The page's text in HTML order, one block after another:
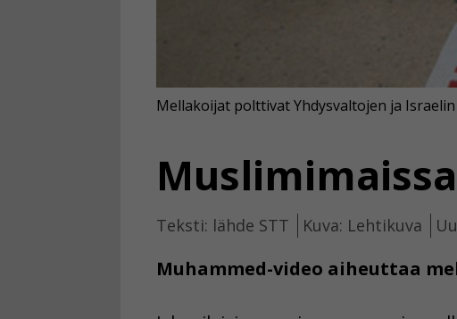
Teksti: lähde STT Kuva: Lehtikuva
Muhammed-video aiheuttaa
Mellakoijat polttivat Yhdysvaltojen ja